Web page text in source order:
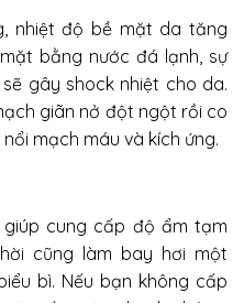
nhiệt độ bề mặt da tăng
bằng nước đá lạnh, sự
gây shock nhiệt cho da.
giãn nở đột ngột rồi co
mạch máu và kích ứng.
cung cấp độ ẩm tạm
cũng làm bay hơi một
bì. Nếu bạn không cấp